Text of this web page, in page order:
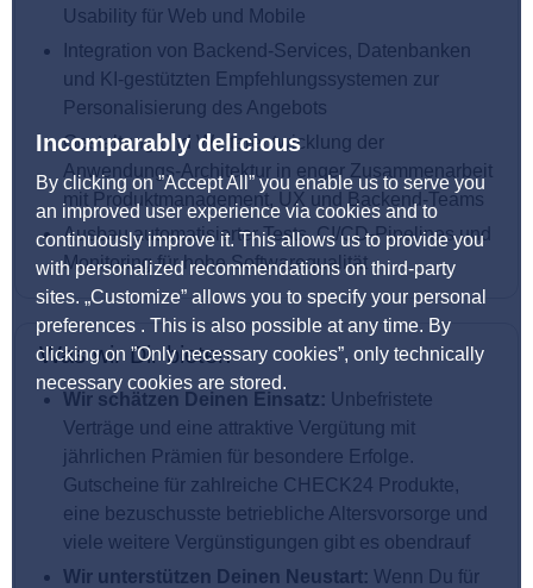
Incomparably delicious
By clicking on ”Accept All” you enable us to serve you
an improved user experience via cookies and to
continuously improve it. This allows us to provide you
with personalized recommendations on third-party
sites. „Customize” allows you to specify your personal
preferences . This is also possible at any time. By
clicking on ”Only necessary cookies”, only technically
necessary cookies are stored.
Usability für Web und Mobile
Integration von Backend‑Services, Datenbanken
und KI‑gestützten Empfehlungssystemen zur
Personalisierung des Angebots
Gestaltung und Weiterentwicklung der
Anwendungs‑Architektur in enger Zusammenarbeit
mit Produktmanagement, UX und Backend‑Teams
Ausbau automatisierter Tests, CI/CD‑Pipelines und
Monitoring für hohe Softwarequalität
Was wir Dir bieten
Wir schätzen Deinen Einsatz: Unbefristete
Verträge und eine attraktive Vergütung mit
jährlichen Prämien für besondere Erfolge.
Gutscheine für zahlreiche CHECK24 Produkte,
eine bezuschusste betriebliche Altersvorsorge und
viele weitere Vergünstigungen gibt es obendrauf
Wir unterstützen Deinen Neustart: Wenn Du für